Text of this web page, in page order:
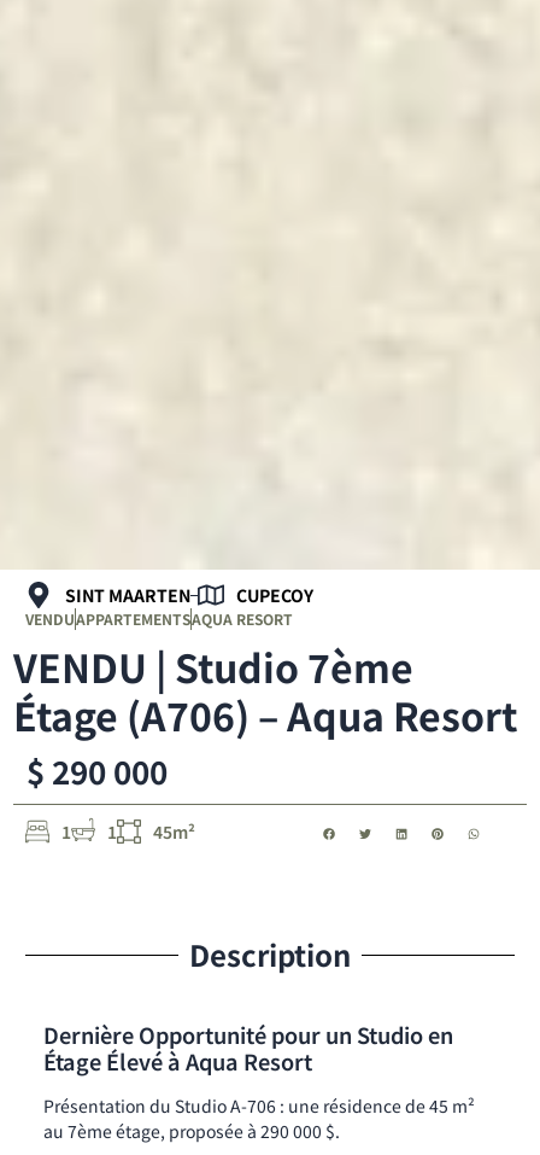
1 1 45m²
$ 290 000
VENDU | Studio 7ème
Étage (A706) – Aqua Resort
SINT MAARTEN CUPECOY
VENDUAPPARTEMENTSAQUA RESORT
Description
Dernière Opportunité pour un Studio en
Étage Élevé à Aqua Resort
Présentation du Studio A-706 : une résidence de 45 m²
au 7ème étage, proposée à 290 000 $.